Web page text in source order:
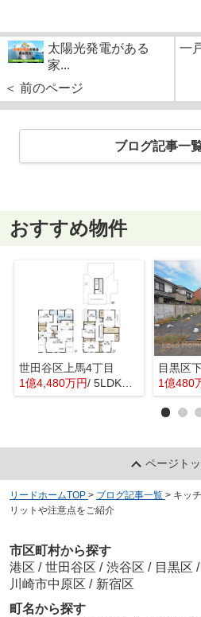
太陽光発電がある
家...
＜ 前のページ
一
ブログ記事一
おすすめ物件
世田谷区上馬4丁目
1億4,480万円/ 5LDK＋1S(納戸)
目黒区
1億480
ページト
リードホームTOP > ブログ記事一覧 > キッ
リットや注意点をご紹介
市区町村から探す
港区 / 世田谷区 / 渋谷区 / 目黒区 /
川崎市中原区 / 新宿区
町名から探す